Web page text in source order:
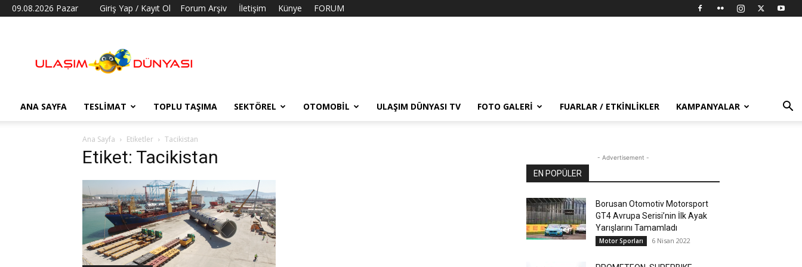
09.08.2026 Pazar Giriş Yap / Kayıt Ol Forum Arşiv İletişim Künye FORUM
Dünyası
ANA SAYFA TESLIMAT TOPLU TAŞIMA SEKTÖREL OTOMOBIL ULAŞIM DÜNYASI TV FOTO GALERI FUARLAR / ETKINLIKLER KAMPANYALAR
Ana Sayfa Etiketler Tacikistan
Etiket: Tacikistan - Advertisement -
EN POPÜLER
Borusan Otomotiv Motorsport
GT4 Avrupa Serisi’nin İlk Ayak
Yarışlarını Tamamladı
Motor Sporları 6 Nisan 2022